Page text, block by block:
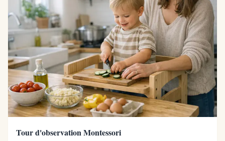
Tour d'observation Montessori